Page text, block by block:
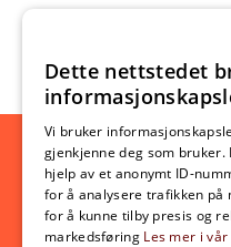
Dette nettstedet
Vi bruker
gjenkjenne deg som bruker.
hjelp av et anonymt ID-
for å analysere trafikken på
for å kunne tilby presis og
markedsføring Les mer i vår